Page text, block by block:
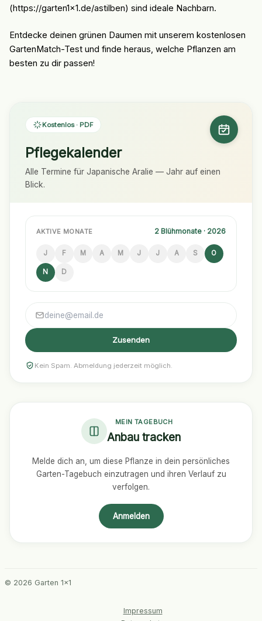
(https://garten1x1.de/astilben) sind ideale Nachbarn.
Entdecke deinen grünen Daumen mit unserem kostenlosen
GartenMatch-Test und finde heraus, welche Pflanzen am
besten zu dir passen!
Kostenlos · PDF
Pflegekalender
Alle Termine für Japanische Aralie — Jahr auf einen
Blick.
AKTIVE MONATE 2 Blühmonate · 2026
J F M A M J J A S O
N D
Zusenden
Kein Spam. Abmeldung jederzeit möglich.
MEIN TAGEBUCH
Anbau tracken
Melde dich an, um diese Pflanze in dein persönliches
Garten-Tagebuch einzutragen und ihren Verlauf zu
verfolgen.
Anmelden
© 2026 Garten 1x1
Impressum